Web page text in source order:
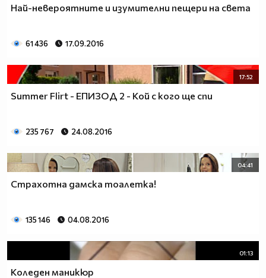
Най-невероятните и изумителни пещери на света
61 436 17.09.2016
17:52
Summer Flirt - ЕПИЗОД 2 - Кой с кого ще спи
235 767 24.08.2016
04:41
Страхотна дамска тоалетка!
135 146 04.08.2016
01:13
Коледен маникюр